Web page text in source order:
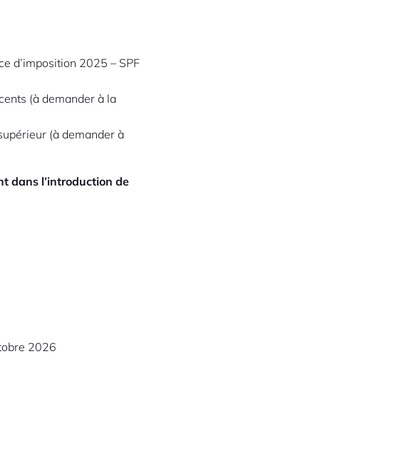
d’imposition 2025 – SPF
(à demander à la
(à demander à
dans l’introduction de
2026